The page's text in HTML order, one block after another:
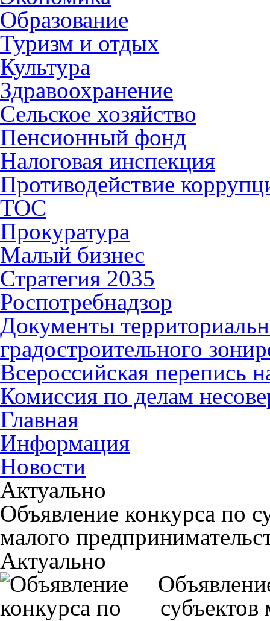
Образование
Туризм и отдых
Культура
Здравоохранение
Сельское хозяйство
Пенсионный фонд
Налоговая инспекция
Противодействие
ТОС
Прокуратура
Малый бизнес
Стратегия 2035
Роспотребнадзор
Документы
градостроительного
Всероссийская перепись
Комиссия по делам
Главная
Информация
Новости
Актуально
Объявление конкурса по
малого
Актуально